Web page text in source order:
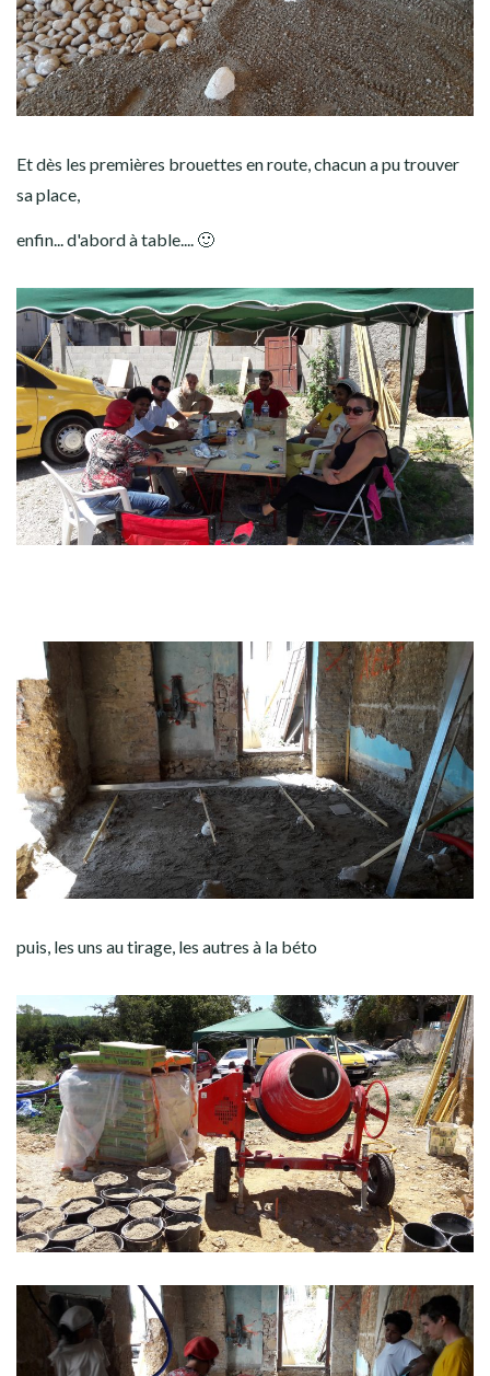
Et dès les premières brouettes en route, chacun a pu trouver
sa place,
enfin... d'abord à table.... 🙂
puis, les uns au tirage, les autres à la béto